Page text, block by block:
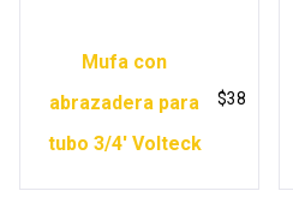
Mufa con
abrazadera para
tubo 3/4′ Volteck
$38